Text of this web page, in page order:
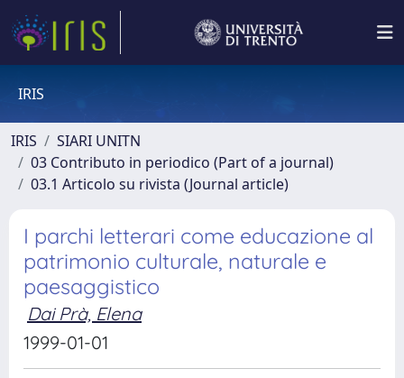
IRIS
IRIS
SIARI UNITN
03 Contributo in periodico (Part of a journal)
03.1 Articolo su rivista (Journal article)
I parchi letterari come educazione al
patrimonio culturale, naturale e
paesaggistico
Dai Prà, Elena
1999-01-01